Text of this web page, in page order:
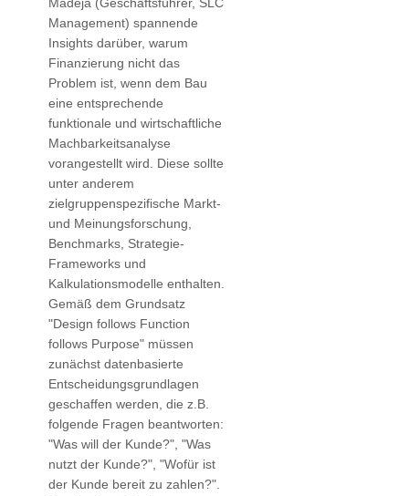
Madeja (Geschäftsführer, SLC
Management) spannende
Insights darüber, warum
Finanzierung nicht das
Problem ist, wenn dem Bau
eine entsprechende
funktionale und wirtschaftliche
Machbarkeitsanalyse
vorangestellt wird. Diese sollte
unter anderem
zielgruppenspezifische Markt-
und Meinungsforschung,
Benchmarks, Strategie-
Frameworks und
Kalkulationsmodelle enthalten.
Gemäß dem Grundsatz
"Design follows Function
follows Purpose" müssen
zunächst datenbasierte
Entscheidungsgrundlagen
geschaffen werden, die z.B.
folgende Fragen beantworten:
"Was will der Kunde?", "Was
nutzt der Kunde?", "Wofür ist
der Kunde bereit zu zahlen?".